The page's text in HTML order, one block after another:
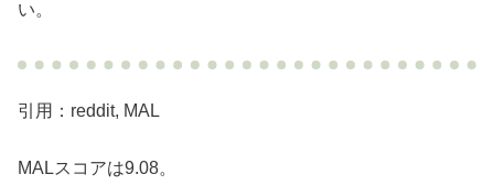
い。
引用：reddit, MAL
MALスコアは9.08。